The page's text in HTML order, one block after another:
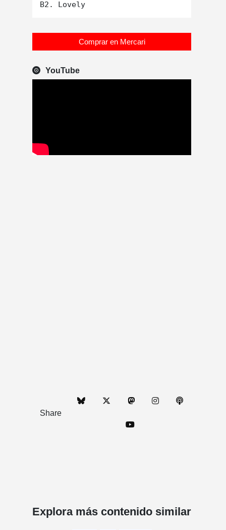
Comprar en Mercari
YouTube
Share
Explora más contenido similar